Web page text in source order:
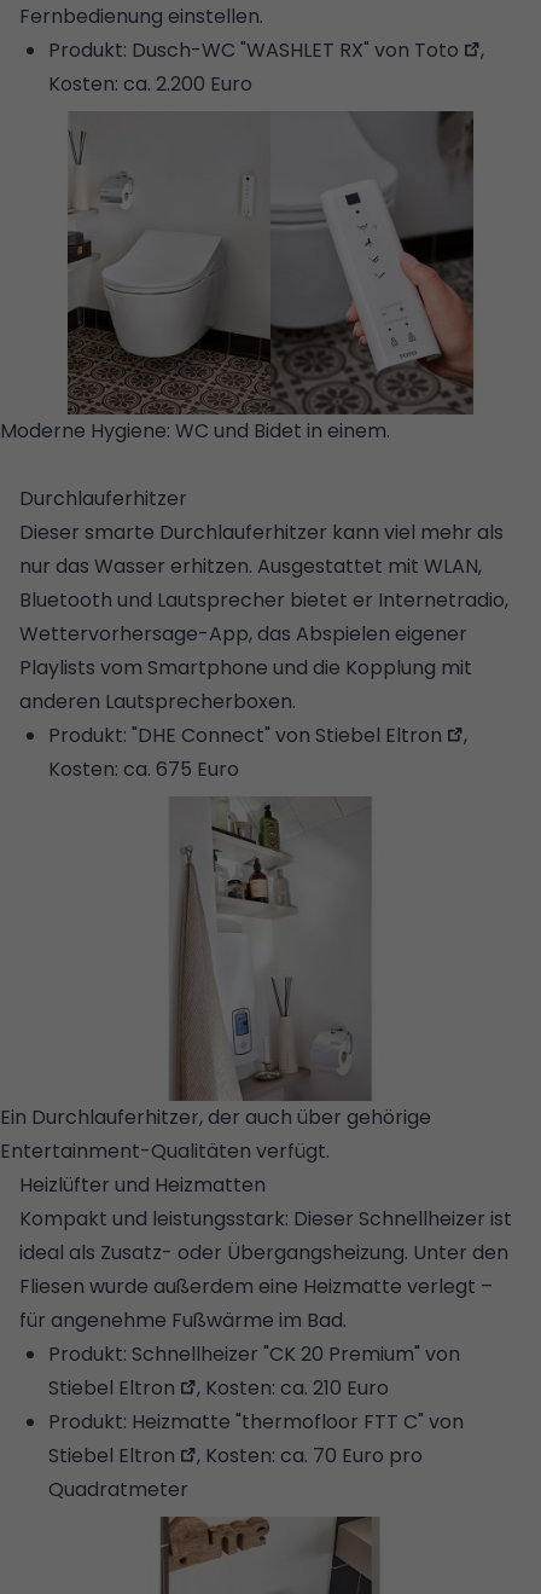
Fernbedienung einstellen.
Produkt: Dusch-WC "WASHLET RX" von Toto
,
Kosten: ca. 2.200 Euro
Moderne Hygiene: WC und Bidet in einem.
Durchlauferhitzer
Dieser smarte Durchlauferhitzer kann viel mehr als
nur das Wasser erhitzen. Ausgestattet mit WLAN,
Bluetooth und Lautsprecher bietet er Internetradio,
Wettervorhersage-App, das Abspielen eigener
Playlists vom Smartphone und die Kopplung mit
anderen Lautsprecherboxen.
Produkt: "DHE Connect" von Stiebel Eltron
,
Kosten: ca. 675 Euro
Ein Durchlauferhitzer, der auch über gehörige
Entertainment-Qualitäten verfügt.
Heizlüfter und Heizmatten
Kompakt und leistungsstark: Dieser Schnellheizer ist
ideal als ­Zusatz- oder Übergangsheizung. Unter den
Fliesen wurde außerdem eine Heizmatte verlegt –
für angenehme Fußwärme im Bad.
Produkt: Schnellheizer "CK 20 Premium" von
Stiebel Eltron
, Kosten: ca. 210 Euro
Produkt: Heizmatte "thermofloor FTT C" von
Stiebel Eltron
, Kosten: ca. 70 Euro pro
Quadratmeter